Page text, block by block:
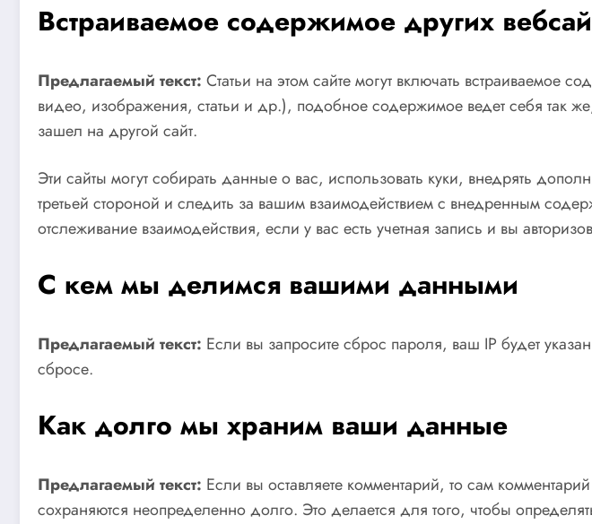
Встраиваемое содержимое других
Предлагаемый текст: Статьи на этом сайте могут включать встраиваемое
видео, изображения, статьи и др.), подобное содержимое ведет себя так
зашел на другой сайт.
Эти сайты могут собирать данные о вас, использовать куки, внедрять
третьей стороной и следить за вашим взаимодействием с внедренным
отслеживание взаимодействия, если у вас есть учетная запись и вы
С кем мы делимся вашими данными
Предлагаемый текст: Если вы запросите сброс пароля, ваш IP будет
сбросе.
Как долго мы храним ваши данные
Предлагаемый текст: Если вы оставляете комментарий, то сам
сохраняются неопределенно долго. Это делается для того, чтобы